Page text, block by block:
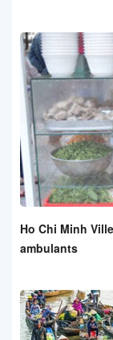
Ho Chi Minh
ambulants